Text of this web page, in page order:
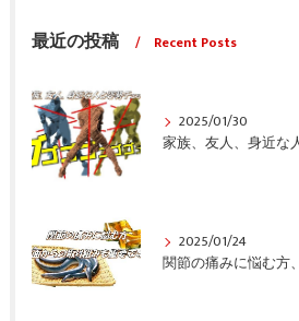
最近の投稿 Recent Posts
2025/01/30
2025/01/24